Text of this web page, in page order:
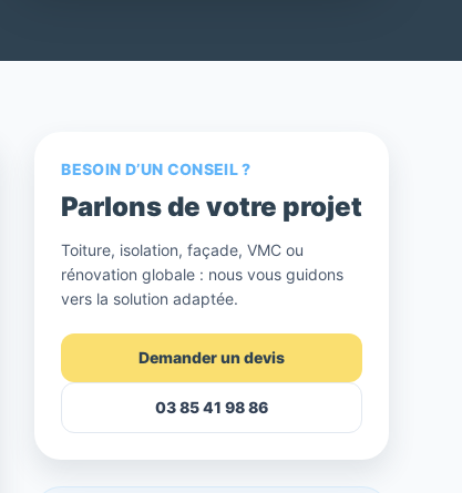
BESOIN D’UN CONSEIL ?
Parlons de votre projet
Toiture, isolation, façade, VMC ou
rénovation globale : nous vous guidons
vers la solution adaptée.
Demander un devis
03 85 41 98 86